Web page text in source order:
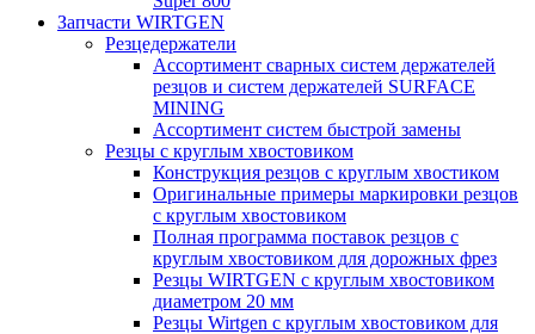
Запчасти WIRTGEN
Резцедержатели
Ассортимент сварных систем держателей
резцов и систем держателей SURFACE
MINING
Ассортимент систем быстрой замены
Резцы с круглым хвостовиком
Конструкция резцов с круглым хвостиком
Оригинальные примеры маркировки резцов
с круглым хвостовиком
Полная программа поставок резцов с
круглым хвостовиком для дорожных фрез
Резцы WIRTGEN с круглым хвостовиком
диаметром 20 мм
Резцы Wirtgen с круглым хвостовиком для